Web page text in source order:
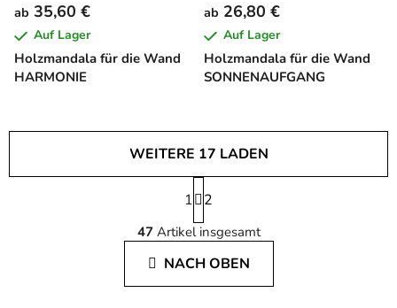
Holzmandala für die Wand
HARMONIE
ab 35,60 €
Auf Lager
Holzmandala für die Wand
SONNENAUFGANG
ab 26,80 €
Auf Lager
S
t
e
u
e
WEITERE 17 LADEN
P
a
g
i
i
e
1 2
47Artikel insgesamt
NACH OBEN